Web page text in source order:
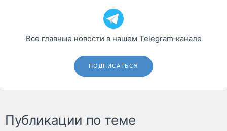
Все главные новости в нашем Telegram‑канале
ПОДПИСАТЬСЯ
Публикации по теме